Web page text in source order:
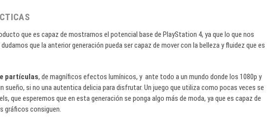
que es capaz de mostrarnos el potencial base de PlayStation 4, ya que lo que nos
que la anterior generación pueda ser capaz de mover con la belleza y fluidez que es
partículas, de magníficos efectos lumínicos, y ante todo a un mundo donde los 1080p y
sueño, si no una autentica delicia para disfrutar. Un juego que utiliza como pocas veces se
que esperemos que en esta generación se ponga algo más de moda, ya que es capaz de
gráficos consiguen.